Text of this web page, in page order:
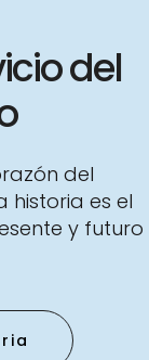
del
del
historia es el
y futuro